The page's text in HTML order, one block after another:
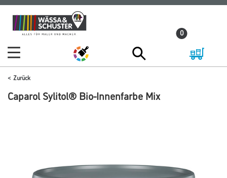
Zum
Inhalt
Zum
Navigationsmenü
0
Zurück
Caparol Sylitol® Bio-Innenfarbe Mix